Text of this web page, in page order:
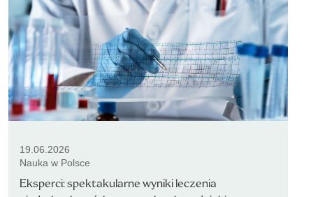
19.06.2026
Nauka w Polsce
Eksperci: spektakularne wyniki leczenia